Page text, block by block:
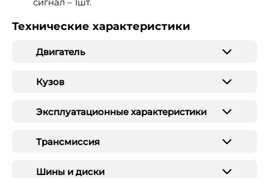
Технические характеристики
Двигатель
Кузов
Эксплуатационные характеристики
Трансмиссия
Шины и диски